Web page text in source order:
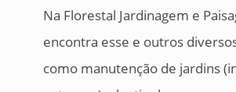
Na Florestal Jardinagem e
encontra esse e outros
como manutenção de jardins